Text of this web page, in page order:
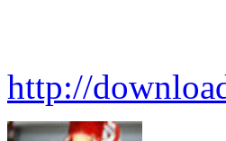
http://